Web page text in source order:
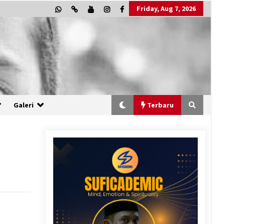
Friday, Aug 7, 2026
Galeri Terbaru
“One Piece”, Cara Barat Mengejar
2 months ago
“Allahukrasi”: The Power of
Management!